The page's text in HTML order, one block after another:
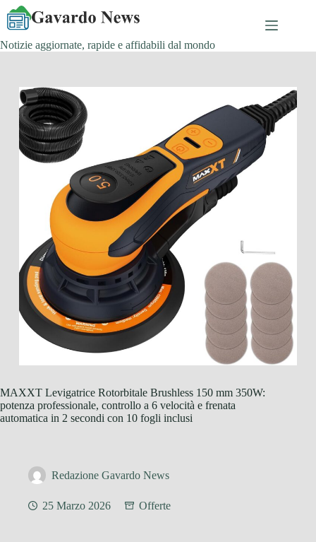
Salta
contenuto
Notizie aggiornate, rapide e affidabili dal mondo
MAXXT Levigatrice Rotorbitale Brushless 150 mm 350W:
potenza professionale, controllo a 6 velocità e frenata
automatica in 2 secondi con 10 fogli inclusi
Redazione Gavardo News
25 Marzo 2026 Offerte